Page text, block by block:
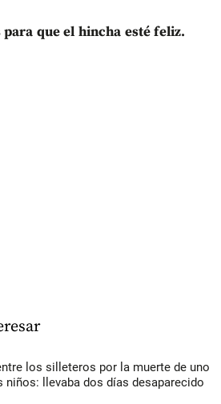
que el hincha esté feliz.
los silleteros por la muerte de uno
niños: llevaba dos días desaparecido